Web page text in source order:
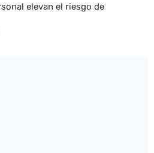
elevan el riesgo de